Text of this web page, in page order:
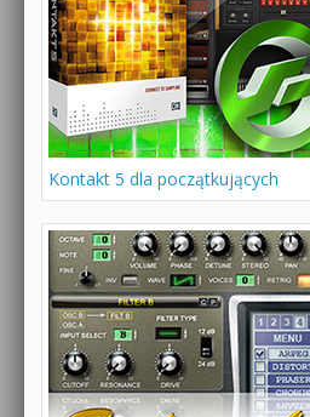
Kontakt 5 dla początkujących